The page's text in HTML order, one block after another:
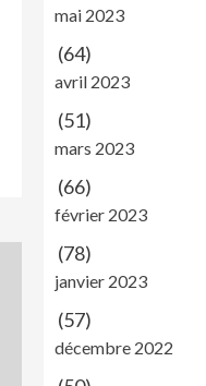
mai 2023
(64)
avril 2023
(51)
mars 2023
(66)
février 2023
(78)
janvier 2023
(57)
décembre 2022